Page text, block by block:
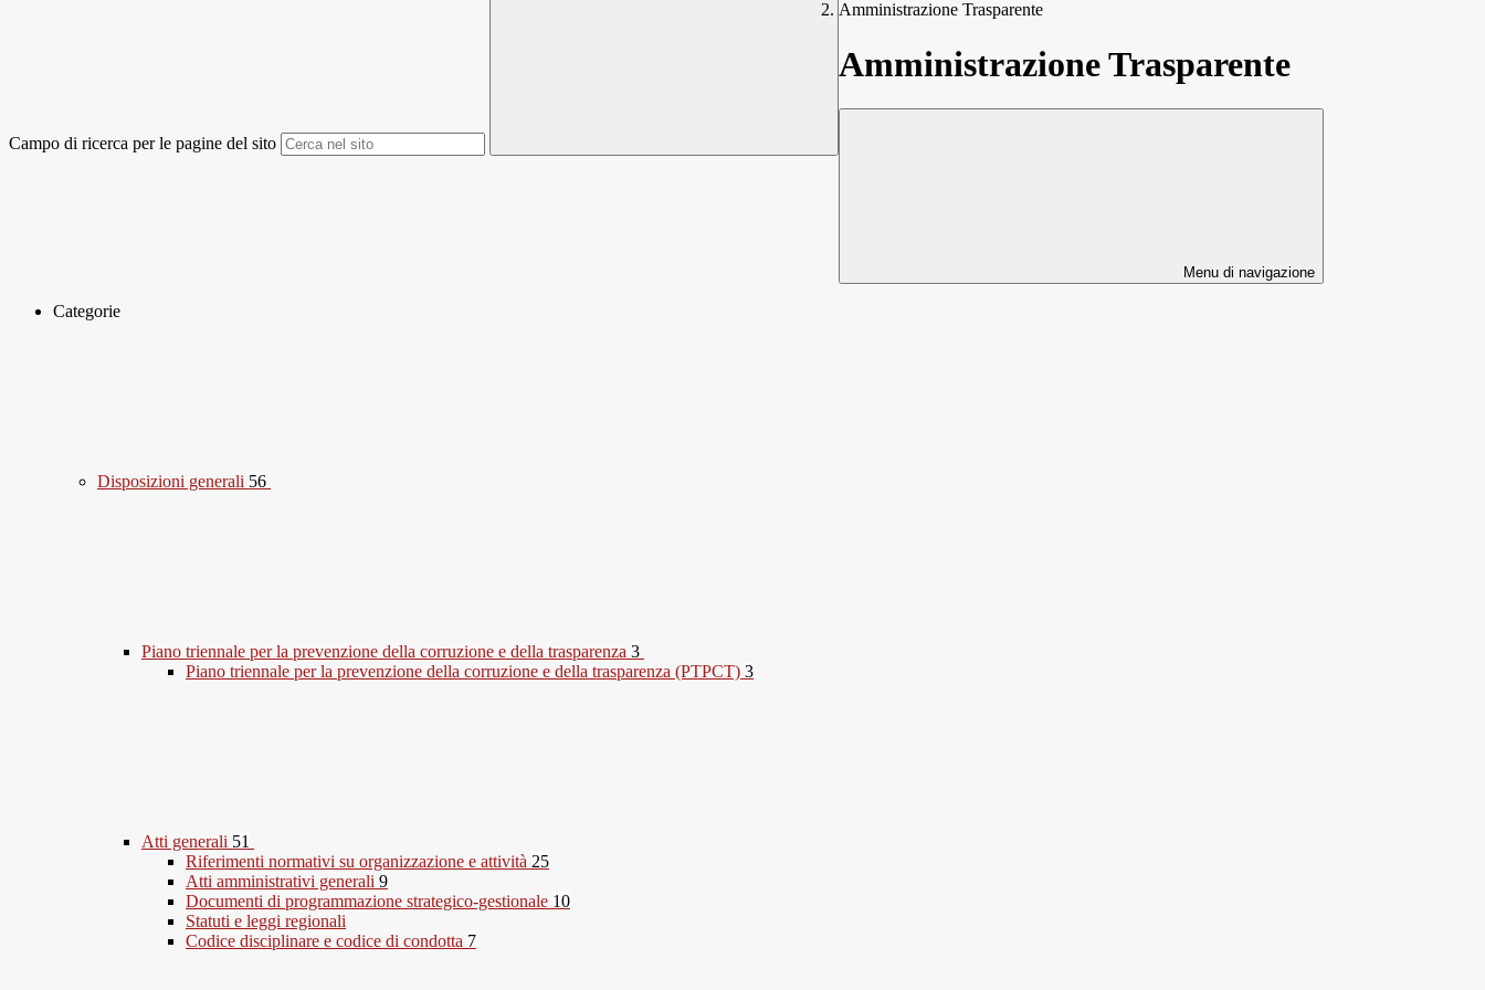
Campo di ricerca per le pagine del sito
Amministrazione Trasparente
Amministrazione Trasparente
Menu di navigazione
Categorie
Disposizioni generali 56
Piano triennale per la prevenzione della corruzione e della trasparenza 3
Piano triennale per la prevenzione della corruzione e della trasparenza (PTPCT) 3
Atti generali 51
Riferimenti normativi su organizzazione e attività 25
Atti amministrativi generali 9
Documenti di programmazione strategico-gestionale 10
Statuti e leggi regionali
Codice disciplinare e codice di condotta 7